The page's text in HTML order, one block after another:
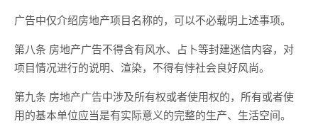
广告中仅介绍房地产项目名称的，可以不必载明上述事项。
第八条 房地产广告不得含有风水、占卜等封建迷信内容，对
项目情况进行的说明、渲染，不得有悖社会良好风尚。
第九条 房地产广告中涉及所有权或者使用权的，所有或者使
用的基本单位应当是有实际意义的完整的生产、生活空间。